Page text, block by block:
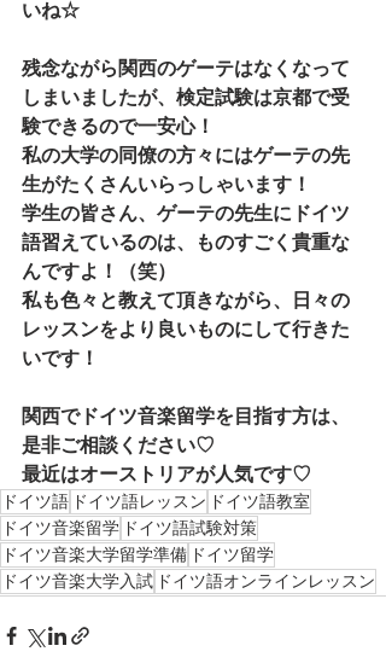
いね☆
残念ながら関西のゲーテはなくなって
しまいましたが、検定試験は京都で受
験できるので一安心！
私の大学の同僚の方々にはゲーテの先
生がたくさんいらっしゃいます！
学生の皆さん、ゲーテの先生にドイツ
語習えているのは、ものすごく貴重な
んですよ！（笑）
私も色々と教えて頂きながら、日々の
レッスンをより良いものにして行きた
いです！
関西でドイツ音楽留学を目指す方は、
是非ご相談ください♡
最近はオーストリアが人気です♡
ドイツ語 ドイツ語レッスン ドイツ語教室
ドイツ音楽留学 ドイツ語試験対策
ドイツ音楽大学留学準備 ドイツ留学
ドイツ音楽大学入試 ドイツ語オンラインレッスン